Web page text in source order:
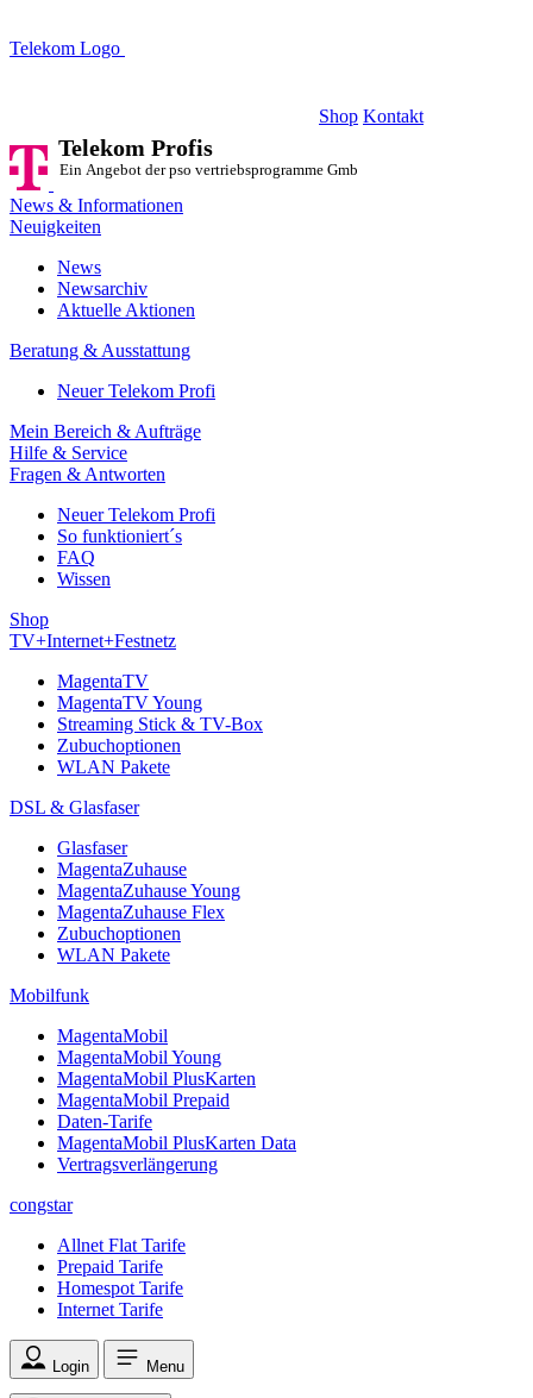
Telekom Logo
Shop Kontakt
Telekom Profis
Ein Angebot der pso vertriebsprogramme GmbH
News & Informationen
Neuigkeiten
News
Newsarchiv
Aktuelle Aktionen
Beratung & Ausstattung
Neuer Telekom Profi
Mein Bereich & Aufträge
Hilfe & Service
Fragen & Antworten
Neuer Telekom Profi
So funktioniert´s
FAQ
Wissen
Shop
TV+Internet+Festnetz
MagentaTV
MagentaTV Young
Streaming Stick & TV-Box
Zubuchoptionen
WLAN Pakete
DSL & Glasfaser
Glasfaser
MagentaZuhause
MagentaZuhause Young
MagentaZuhause Flex
Zubuchoptionen
WLAN Pakete
Mobilfunk
MagentaMobil
MagentaMobil Young
MagentaMobil PlusKarten
MagentaMobil Prepaid
Daten-Tarife
MagentaMobil PlusKarten Data
Vertragsverlängerung
congstar
Allnet Flat Tarife
Prepaid Tarife
Homespot Tarife
Internet Tarife
Login Menu